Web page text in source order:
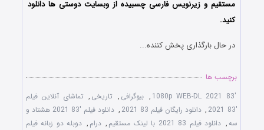
مستقیم و زیرنویس فارسی چسبیده از وبسایت دوستی ها دانلود
کنید.
در حال بارگذاری پخش کننده...
برچسب ها
'83 2021 1080p WEB-DL
, بیوگرافی , تاریخی , تماشای آنلاین فیلم
'83 2021
, دانلود رایگان فیلم 83 2021 ,
دانلود فیلم '83 2021 هشتاد و
سه, دانلود فیلم 83 2021 با لینک مستقیم , درام , دوبله دو زبانه فیلم